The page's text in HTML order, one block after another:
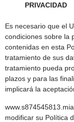
PRIVACIDAD
Es necesario que el
condiciones sobre la
contenidas en esta
tratamiento de sus
tratamiento pueda
plazos y para las
implicará la
modificar su Política